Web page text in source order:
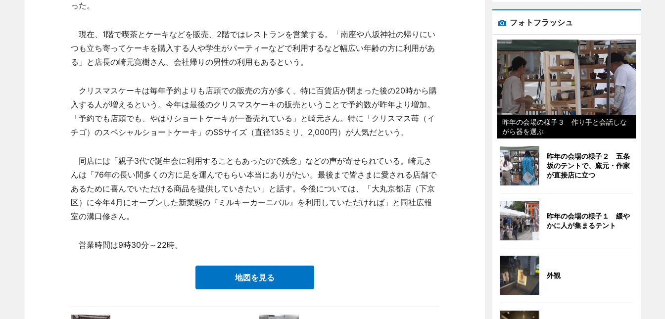
った。
現在、1階で喫茶とケーキなどを販売、2階ではレストランを営業する。「南座や八坂神社の帰りにい
つも立ち寄ってケーキを購入する人や学生がパーティーなどで利用するなど幅広い年齢の方に利用があ
る」と店長の崎元寛樹さん。会社帰りの男性の利用もあるという。
クリスマスケーキは毎年予約よりも店頭での販売の方が多く、特に百貨店が閉まった後の20時から購
入する人が増えるという。今年は最後のクリスマスケーキの販売ということで予約数が昨年より増加。
「予約でも店頭でも、やはりショートケーキが一番売れている」と崎元さん。特に「クリスマス苺（イ
チゴ）のスペシャルショートケーキ」のSSサイズ（直径135ミリ、2,000円）が人気だという。
同店には「親子3代で誕生会に利用することもあったので残念」などの声が寄せられている。崎元さ
んは「76年の長い間多くの方に足を運んでもらい本当にありがたい。最後まで皆さまに愛される店舗で
あるために喜んでいただける商品を提供していきたい」と話す。今後については、「大丸京都店（下京
区）に今年4月にオープンした新業態の『ミルキーカーニバル』を利用していただければ」と同社広報
室の溝口修さん。
営業時間は9時30分～22時。
地図を見る
フォトフラッシュ
昨年の会場の様子３ 作り手と会話しな
がら器を選ぶ
昨年の会場の様子２ 五条
坂のテントで、窯元・作家
が直接店に立つ
昨年の会場の様子１ 緩や
かに人が集まるテント
外観